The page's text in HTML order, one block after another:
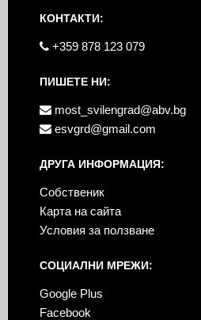
КОНТАКТИ:
+359 878 123 079
ПИШЕТЕ НИ:
most_svilengrad@abv.bg
esvgrd@gmail.com
ДРУГА ИНФОРМАЦИЯ:
Собственик
Карта на сайта
Условия за ползване
СОЦИАЛНИ МРЕЖИ:
Google Plus
Facebook